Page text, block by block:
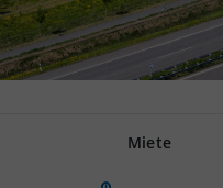
Miete